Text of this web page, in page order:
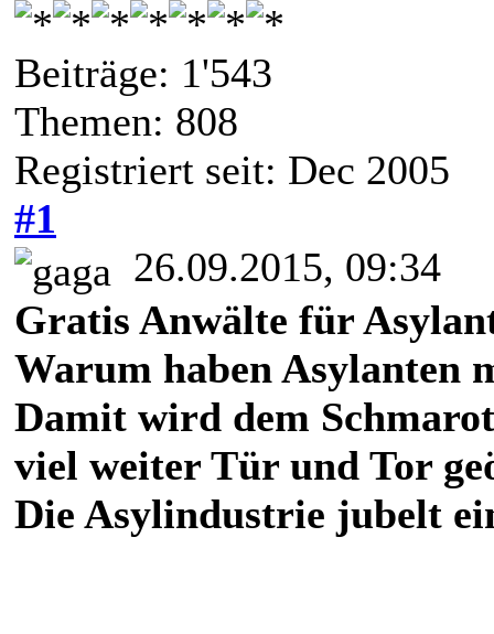
Beiträge: 1'543
Themen: 808
Registriert seit: Dec 2005
#1
26.09.2015, 09:34
Gratis Anwälte für
Warum haben Asylanten
Damit wird dem
viel weiter Tür und Tor
Die Asylindustrie jubelt